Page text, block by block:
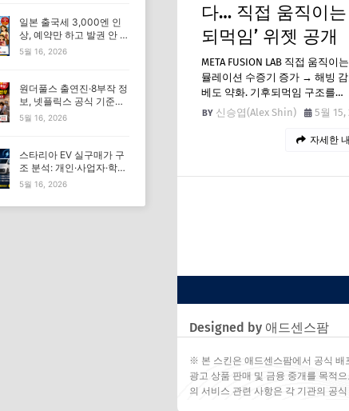
다… 직접 움직이는
되먹임’ 위젯 공개
META FUSION LAB 직접 움직이
뮬레이션 수증기 증가 → 해빙
베도 약화. 기후되먹임 구조를…
신승엽(Alex Shin)
5월 15,
자세한
Designed by 애드센스팜
※ 본 스킨은 애드센스팜에서 공식 배
광고 상품 판매 및 금융 중개를 목적
의 서비스 관련 사항은 각 기관의 공
일본 출국세 3,000엔 인
상, 예약만 하고 발권 안 하
면 가족여행 비용 더 낼 수
5월 16, 2026
원더풀스 출연진·8부작 정
보, 넷플릭스 공식 기준으
로 확인해야 하는 이유
5월 16, 2026
스타리아 EV 실구매가 구
조 분석: 개인·사업자·학원
조건이 가격을 바꾸는 이
5월 16, 2026